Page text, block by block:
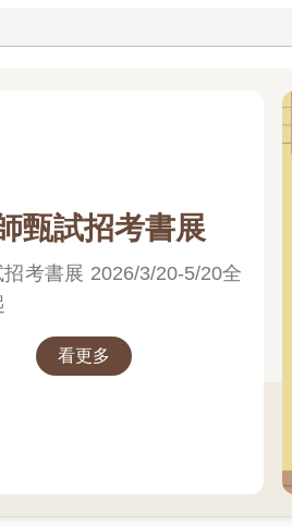
甄試招考書展
考書展 2026/3/20-5/20全
看更多